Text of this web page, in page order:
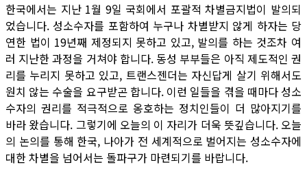
한국에서는 지난 1월 9일 국회에서 포괄적 차별금지법이 발의되
었습니다. 성소수자를 포함하여 누구나 차별받지 않게 하자는 당
연한 법이 19년째 제정되지 못하고 있고, 발의를 하는 것조차 여
러 지난한 과정을 거쳐야 합니다. 동성 부부들은 아직 제도적인 권
리를 누리지 못하고 있고, 트랜스젠더는 자신답게 살기 위해서도
원치 않는 수술을 요구받곤 합니다. 이런 일들을 겪을 때마다 성소
수자의 권리를 적극적으로 옹호하는 정치인들이 더 많아지기를
바라 왔습니다. 그렇기에 오늘의 이 자리가 더욱 뜻깊습니다. 오늘
의 논의를 통해 한국, 나아가 전 세계적으로 벌어지는 성소수자에
대한 차별을 넘어서는 돌파구가 마련되기를 바랍니다.